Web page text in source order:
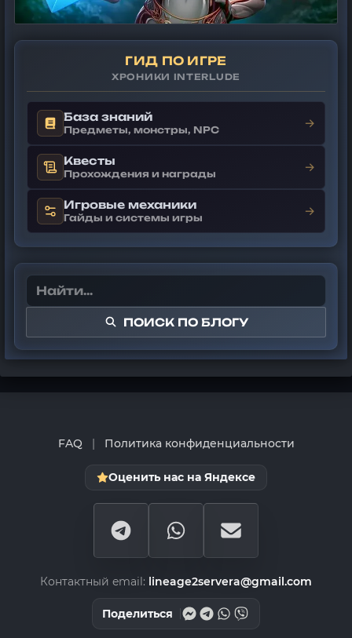
ГИД ПО ИГРЕ
ХРОНИКИ INTERLUDE
База знаний
Предметы, монстры, NPC →
Квесты
Прохождения и награды →
Игровые механики
Гайды и системы игры →
ПОИСК ПО БЛОГУ
FAQ | Политика конфиденциальности
Оценить нас на Яндексе
Контактный email: lineage2servera@gmail.com
Поделиться